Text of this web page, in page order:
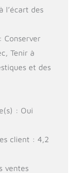
l’écart des
Conserver
Tenir à
et des
: Oui
client : 4,2
ventes